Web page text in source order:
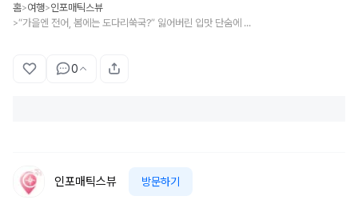
홈>여행>인포매틱스뷰
> “가을엔 전어, 봄에는 도다리쑥국?” 잃어버린 입맛 단숨에 되찾아주는 봄 제철 음식 TOP 5
0
인포매틱스뷰 방문하기